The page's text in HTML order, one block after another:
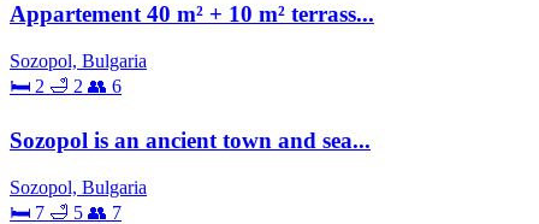
Appartement 40 m² + 10 m² terrass...
Sozopol, Bulgaria
🛏 2 🛁 2 👥 6
Sozopol is an ancient town and sea...
Sozopol, Bulgaria
🛏 7 🛁 5 👥 7